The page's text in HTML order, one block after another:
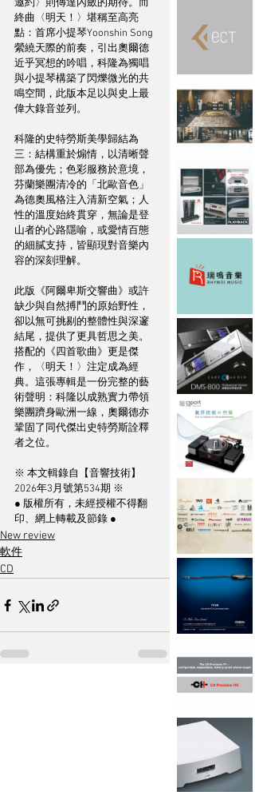
邀約〉則傳達內斂的期待。而
終曲〈明天！〉堪稱至高亮
點：首席小提琴Yoonshin Song
縈繞天際的前奏，引出奧爾德
近乎冥想的吟唱，科隆為獨唱
與小提琴構築了閃爍微光的共
鳴空間，此版本足以與史上最
偉大錄音並列。
科隆的史特勞斯美學歸結為
三：結構重於煽情，以清晰聲
部為優先；色彩服務於意境，
芬蘭樂團清冷的「北歐音色」
為德奧風格注入清新空氣；人
性的溫度始終貫穿，無論是登
山者的心路隱喻，或愛情百態
的細膩支持，皆顯現對音樂內
容的深刻理解。
此版《阿爾卑斯交響曲》或許
缺少與自然搏鬥的原始野性，
卻以無可挑剔的整體性與深邃
結尾，提供了更具哲思之美。
搭配的《四首歌曲》更是傑
作，〈明天！〉注定成為經
典。這張專輯是一份完整的藝
術聲明：科隆以成熟實力帶領
樂團躋身歐洲一線，奧爾德亦
鞏固了同代傑出史特勞斯詮釋
者之位。
※ 本文輯錄自【音響技術】
2026年3月號第534期 ※
● 版權所有，未經授權不得翻
印、網上轉載及節錄 ●
New review
軟件
CD